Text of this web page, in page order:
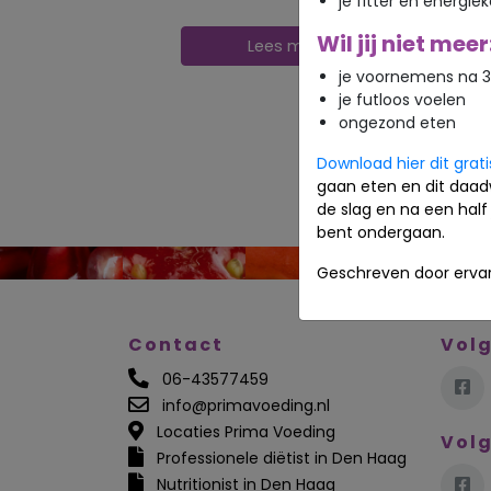
Lees meer
Contact
06-43577459
info@primavoeding.nl
Locaties Prima Voeding
Professionele diëtist in Den Haag
Nutritionist in Den Haag
Wil jij niet
je voornemens na
je futloos voelen
ongezond eten
Download hier dit
gaan eten en dit
de slag en na een
bent ondergaan.
Geschreven door